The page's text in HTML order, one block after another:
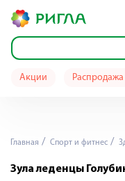
Акции Распродажа
Главная Спорт и фитнес
Зула леденцы